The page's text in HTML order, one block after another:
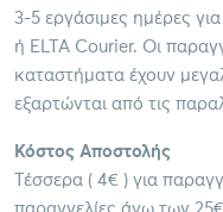
3-5 εργάσιμες ημέρες
ή ELTA Courier. Οι
καταστήματα έχουν
εξαρτώνται από τις
Κόστος Αποστολής
Τέσσερα ( 4€ ) για